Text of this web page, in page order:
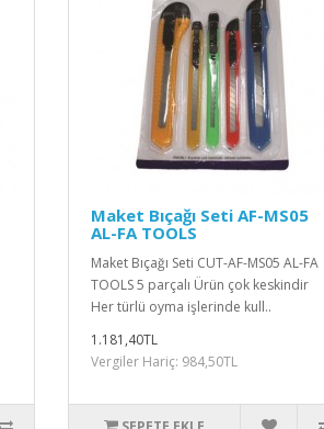
Maket Bıçağı Seti AF-MS05
AL-FA TOOLS
Maket Bıçağı Seti CUT-AF-MS05 AL-FA
TOOLS 5 parçalı Ürün çok keskindir
Her türlü oyma işlerinde kull..
1.181,40TL
Vergiler Hariç: 984,50TL